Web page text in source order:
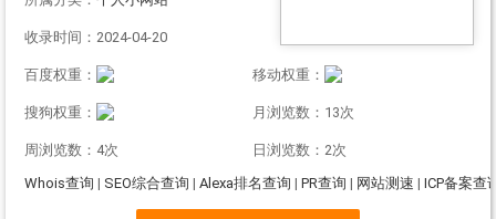
收录时间：2024-04-20
百度权重： 移动权重：
搜狗权重： 月浏览数：13次
周浏览数：4次
日浏览数：2次
Whois查询 | SEO综合查询 | Alexa排名查询 | PR查询 | 网站测速 | ICP备案查